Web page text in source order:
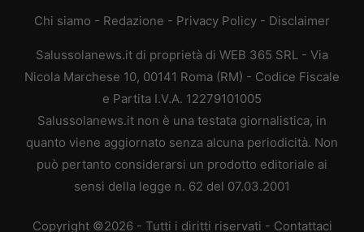
Chi siamo - Redazione - Privacy Policy - Disclaimer
Salussolanews.it di proprietà di WEB 365 SRL - Via
Nicola Marchese 10, 00141 Roma (RM) - Codice Fiscale
e Partita I.V.A. 12279101005
Salussolanews.it non è una testata giornalistica, in
quanto viene aggiornato senza alcuna periodicità. Non
può pertanto considerarsi un prodotto editoriale ai
sensi della legge n. 62 del 07.03.2001
Copyright ©2026 - Tutti i diritti riservati - Contattaci